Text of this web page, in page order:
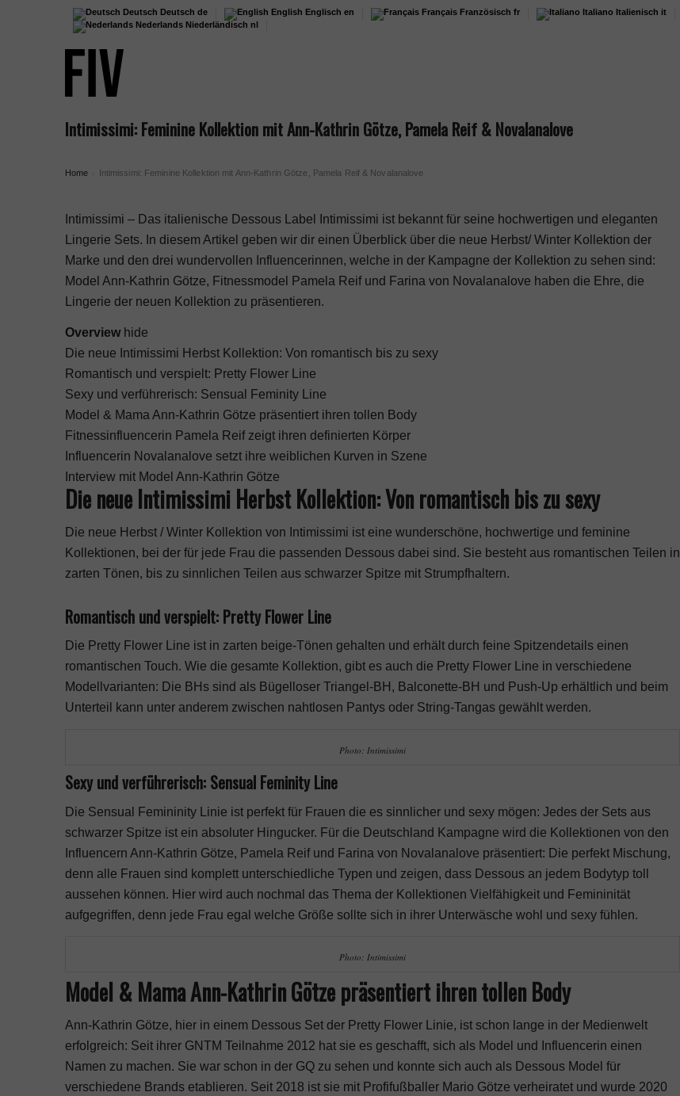
Deutsch Deutsch de English Englisch en Français Französisch fr Italiano Italienisch it
Nederlands Niederländisch nl
Intimissimi: Feminine Kollektion mit Ann-Kathrin Götze, Pamela Reif & Novalanalove
Home Intimissimi: Feminine Kollektion mit Ann-Kathrin Götze, Pamela Reif & Novalanalove
Intimissimi – Das italienische Dessous Label Intimissimi ist bekannt für seine hochwertigen und eleganten
Lingerie Sets. In diesem Artikel geben wir dir einen Überblick über die neue Herbst/ Winter Kollektion der
Marke und den drei wundervollen Influencerinnen, welche in der Kampagne der Kollektion zu sehen sind:
Model Ann-Kathrin Götze, Fitnessmodel Pamela Reifund Farina von Novalanalove haben die Ehre, die
Lingerie der neuen Kollektion zu präsentieren.
Overview hide
Die neue Intimissimi Herbst Kollektion: Von romantisch bis zu sexy
Romantisch und verspielt: Pretty Flower Line
Sexy und verführerisch: Sensual Feminity Line
Model & Mama Ann-Kathrin Götze präsentiert ihren tollen Body
Fitnessinfluencerin Pamela Reif zeigt ihren definierten Körper
Influencerin Novalanalove setzt ihre weiblichen Kurven in Szene
Interview mit Model Ann-Kathrin Götze
Die neue Intimissimi Herbst Kollektion: Von romantisch bis zu sexy
Die neue Herbst / Winter Kollektion von Intimissimi ist eine wunderschöne, hochwertige und feminine
Kollektionen, bei der für jede Frau die passenden Dessous dabei sind. Sie besteht aus romantischen Teilen in
zarten Tönen, bis zu sinnlichen Teilen aus schwarzer Spitze mit Strumpfhaltern.
Romantisch und verspielt: Pretty Flower Line
Die Pretty Flower Line ist in zarten beige-Tönen gehalten und erhält durch feine Spitzendetails einen
romantischen Touch. Wie die gesamte Kollektion, gibt es auch die Pretty Flower Line in verschiedene
Modellvarianten: Die BHs sind als Bügelloser Triangel-BH, Balconette-BH und Push-Up erhältlich und beim
Unterteil kann unter anderem zwischen nahtlosen Pantys oder String-Tangas gewählt werden.
Photo: Intimissimi
Sexy und verführerisch: Sensual Feminity Line
Die Sensual Femininity Linie ist perfekt für Frauen die es sinnlicher und sexy mögen: Jedes der Sets aus
schwarzer Spitze ist ein absoluter Hingucker. Für die Deutschland Kampagne wird die Kollektionen von den
Influencern Ann-Kathrin Götze, Pamela Reif und Farina von Novalanalove präsentiert: Die perfekt Mischung,
denn alle Frauen sind komplett unterschiedliche Typen und zeigen, dass Dessous an jedem Bodytyp toll
aussehen können. Hier wird auch nochmal das Thema der Kollektionen Vielfähigkeit und Femininität
aufgegriffen, denn jede Frau egal welche Größe sollte sich in ihrer Unterwäsche wohl und sexy fühlen.
Photo: Intimissimi
Model & Mama Ann-Kathrin Götze präsentiert ihren tollen Body
Ann-Kathrin Götze, hier in einem Dessous Set der Pretty Flower Linie, ist schon lange in der Medienwelt
erfolgreich: Seit ihrer GNTM Teilnahme 2012 hat sie es geschafft, sich als Model und Influencerin einen
Namen zu machen. Sie war schon in der GQ zu sehen und konnte sich auch als Dessous Model für
verschiedene Brands etablieren. Seit 2018 ist sie mit Profifußballer Mario Götze verheiratet und wurde 2020